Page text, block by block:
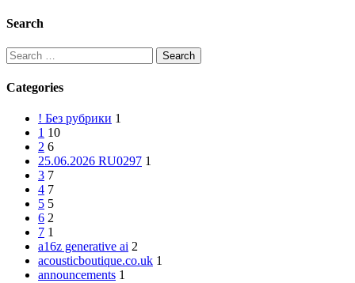
Search
Categories
! Без рубрики 1
1 10
2 6
25.06.2026 RU0297 1
3 7
4 7
5 5
6 2
7 1
a16z generative ai 2
acousticboutique.co.uk 1
announcements 1